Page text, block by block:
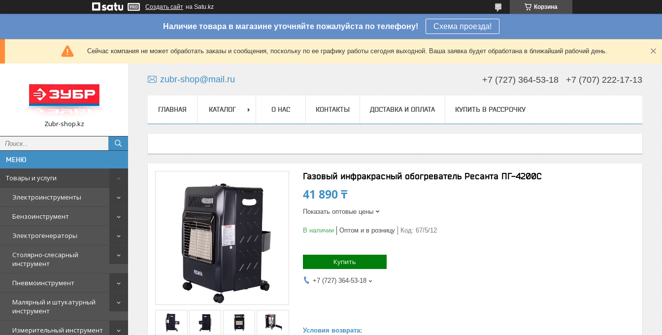
Создать сайт на Satu.kz Корзина
Наличие товара в магазине уточняйте пожалуйста по телефону! Схема проезда!
Сейчас компания не может обработать заказы и сообщения, поскольку по ее графику работы сегодня выходной. Ваша заявка будет обработана в ближайший рабочий день.
Zubr-shop.kz
Товары и услуги
Электроинструменты
Бензоинструмент
Электрогенераторы
Столярно-слесарный
инструмент
Пневмоинструмент
Малярный и штукатурный
инструмент
Измерительный инструмент
zubr-shop@mail.ru +7 (727) 364-53-18 +7 (707) 222-17-13
ГЛАВНАЯ КАТАЛОГ О НАС КОНТАКТЫ ДОСТАВКА И ОПЛАТА КУПИТЬ В РАССРОЧКУ
Газовый инфракрасный обогреватель Ресанта ПГ-4200С
41 890 ₸
Показать оптовые цены
В наличии Оптом и в розницу Код: 67/5/12
Купить
+7 (727) 364-53-18